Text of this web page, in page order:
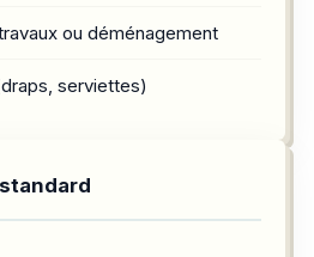
ou déménagement
serviettes)